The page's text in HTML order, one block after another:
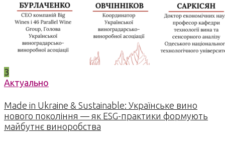
3
Актуально
Made in Ukraine & Sustainable: Українське вино
нового покоління — як ESG-практики формують
майбутнє виноробства